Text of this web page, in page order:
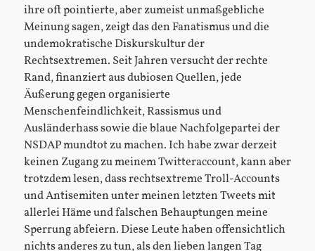
ihre oft pointierte, aber zumeist unmaßgebliche
Meinung sagen, zeigt das den Fanatismus und die
undemokratische Diskurskultur der
Rechtsextremen. Seit Jahren versucht der rechte
Rand, finanziert aus dubiosen Quellen, jede
Äußerung gegen organisierte
Menschenfeindlichkeit, Rassismus und
Ausländerhass sowie die blaue Nachfolgepartei der
NSDAP mundtot zu machen. Ich habe zwar derzeit
keinen Zugang zu meinem Twitteraccount, kann aber
trotzdem lesen, dass rechtsextreme Troll-Accounts
und Antisemiten unter meinen letzten Tweets mit
allerlei Häme und falschen Behauptungen meine
Sperrung abfeiern. Diese Leute haben offensichtlich
nichts anderes zu tun, als den lieben langen Tag